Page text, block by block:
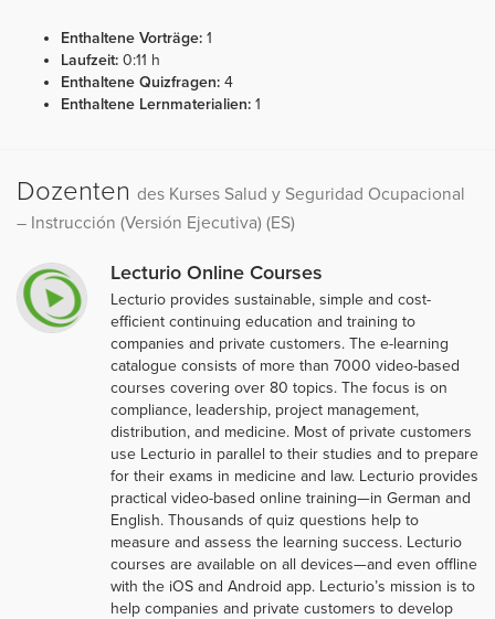
Enthaltene Vorträge: 1
Laufzeit: 0:11 h
Enthaltene Quizfragen: 4
Enthaltene Lernmaterialien: 1
Dozenten des Kurses Salud y Seguridad Ocupacional
– Instrucción (Versión Ejecutiva) (ES)
Lecturio Online Courses
Lecturio provides sustainable, simple and cost-
efficient continuing education and training to
companies and private customers. The e-learning
catalogue consists of more than 7000 video-based
courses covering over 80 topics. The focus is on
compliance, leadership, project management,
distribution, and medicine. Most of private customers
use Lecturio in parallel to their studies and to prepare
for their exams in medicine and law. Lecturio provides
practical video-based online training—in German and
English. Thousands of quiz questions help to
measure and assess the learning success. Lecturio
courses are available on all devices—and even offline
with the iOS and Android app. Lecturio’s mission is to
help companies and private customers to develop